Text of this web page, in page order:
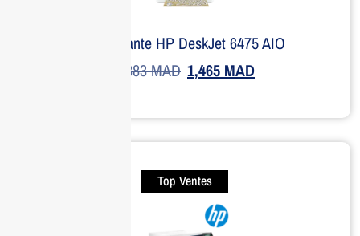
Imprimante HP DeskJet 6475 AIO
1,883MAD 1,465 MAD
Top Ventes